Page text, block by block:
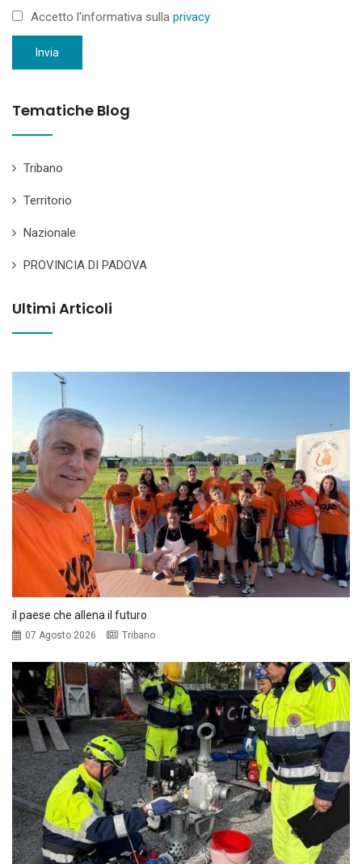
Accetto l'informativa sulla privacy
Invia
Tematiche Blog
Tribano
Territorio
Nazionale
PROVINCIA DI PADOVA
Ultimi Articoli
il paese che allena il futuro
07 Agosto 2026 Tribano